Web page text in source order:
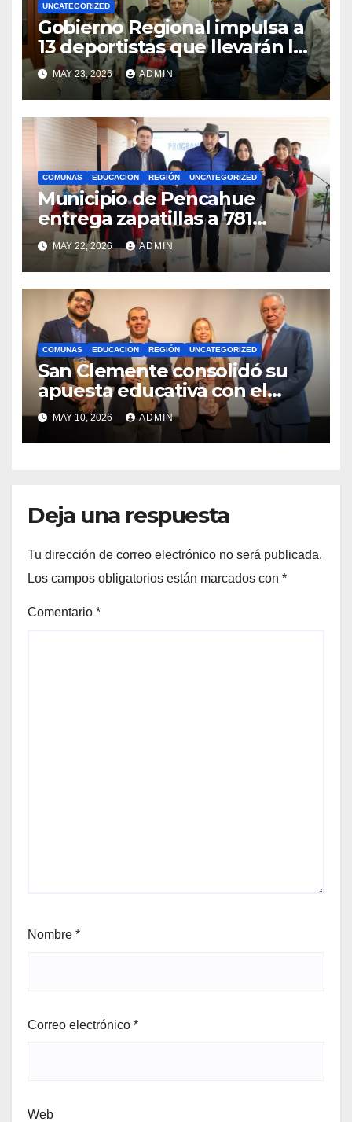
UNCATEGORIZED
Gobierno Regional impulsa a
13 deportistas que llevarán la
bandera maulina a
competencias
internacionales
MAY 23, 2026 ADMIN
COMUNAS EDUCACION REGIÓN UNCATEGORIZED
Municipio de Pencahue
entrega zapatillas a 781
estudiantes con recursos del
Royalty Minero
MAY 22, 2026 ADMIN
COMUNAS EDUCACION REGIÓN UNCATEGORIZED
San Clemente consolidó su
apuesta educativa con el
lanzamiento del
Preuniversitario Brotes 2026
MAY 10, 2026 ADMIN
Deja una respuesta
Tu dirección de correo electrónico no será publicada.
Los campos obligatorios están marcados con *
Comentario *
Nombre *
Correo electrónico *
Web